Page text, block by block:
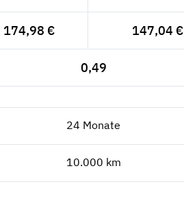
174,98 € 147,04 €
0,49
24 Monate
10.000 km